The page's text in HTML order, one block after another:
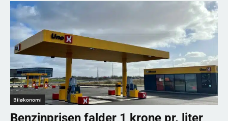
Biløkonomi
Benzinprisen falder 1 krone pr. liter